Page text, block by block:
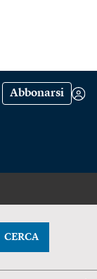
Abbonarsi
CERCA